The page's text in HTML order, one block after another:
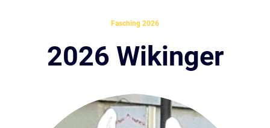
Fasching 2026
2026 Wikinger